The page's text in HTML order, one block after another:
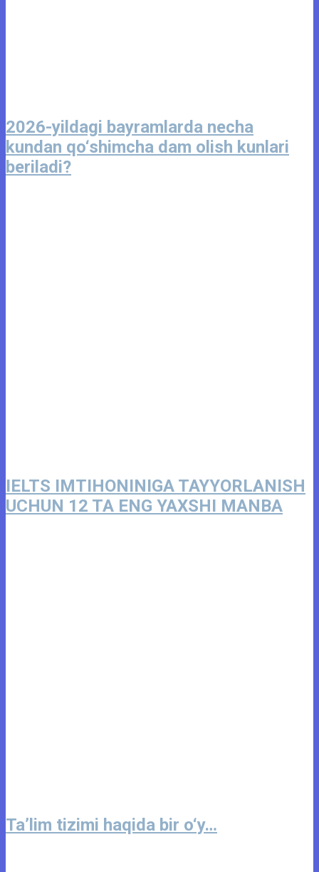
2026-yildagi bayramlarda necha
kundan qo‘shimcha dam olish kunlari
beriladi?
IELTS IMTIHONINIGA TAYYORLANISH
UCHUN 12 TA ENG YAXSHI MANBA
Ta’lim tizimi haqida bir o‘y…